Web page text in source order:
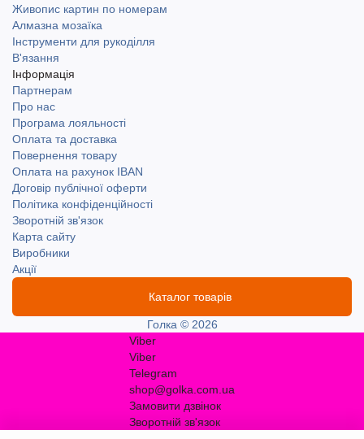
Живопис картин по номерам
Алмазна мозаїка
Інструменти для рукоділля
В'язання
Інформація
Партнерам
Про нас
Програма лояльності
Оплата та доставка
Повернення товару
Оплата на рахунок IBAN
Договір публічної оферти
Політика конфіденційності
Зворотній зв'язок
Карта сайту
Виробники
Акції
Каталог товарів
Голка © 2026
Viber
Viber
Telegram
shop@golka.com.ua
Замовити дзвінок
Зворотній зв'язок